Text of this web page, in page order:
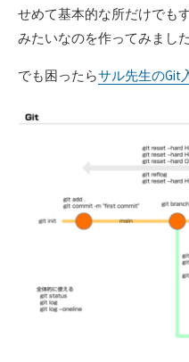
せめて基本的な所だけでも
みたいなのを作ってみました
でも困ったらサル先生のGit